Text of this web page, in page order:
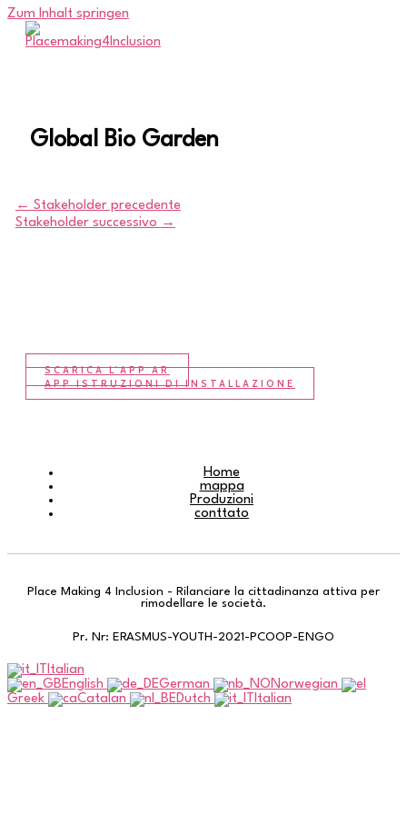
Zum Inhalt springen
Global Bio Garden
← Stakeholder precedente
Stakeholder successivo →
SCARICA L'APP AR
APP ISTRUZIONI DI INSTALLAZIONE
Home
mappa
Produzioni
conttato
Place Making 4 Inclusion - Rilanciare la cittadinanza attiva per
rimodellare le società.
Pr. Nr: ERASMUS-YOUTH-2021-PCOOP-ENGO
Italian
English
German
Norwegian
Greek
Catalan Dutch Italian